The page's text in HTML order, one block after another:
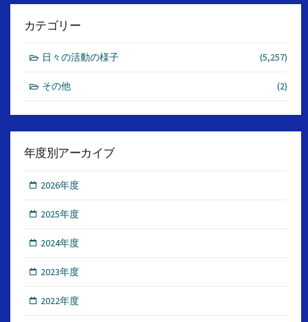
カテゴリー
日々の活動の様子 (5,257)
その他 (2)
年度別アーカイブ
2026年度
2025年度
2024年度
2023年度
2022年度